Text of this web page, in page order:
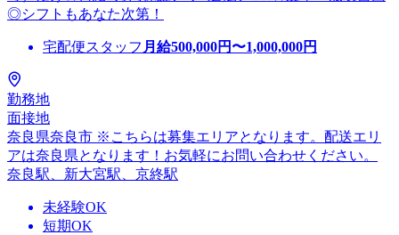
◎シフトもあなた次第！
宅配便スタッフ 月給500,000円〜1,000,000円
勤務地
面接地
奈良県奈良市 ※こちらは募集エリアとなります。配送エリ
アは奈良県となります！お気軽にお問い合わせください。
奈良駅、新大宮駅、京終駅
未経験OK
短期OK